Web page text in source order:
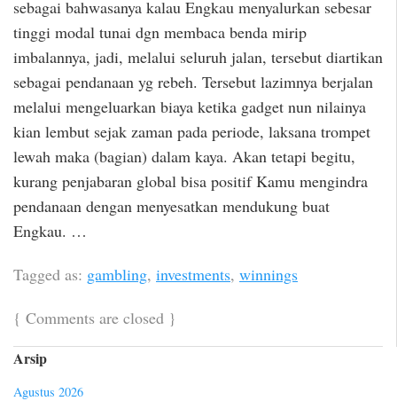
sebagai bahwasanya kalau Engkau menyalurkan sebesar
tinggi modal tunai dgn membaca benda mirip
imbalannya, jadi, melalui seluruh jalan, tersebut diartikan
sebagai pendanaan yg rebeh. Tersebut lazimnya berjalan
melalui mengeluarkan biaya ketika gadget nun nilainya
kian lembut sejak zaman pada periode, laksana trompet
lewah maka (bagian) dalam kaya. Akan tetapi begitu,
kurang penjabaran global bisa positif Kamu mengindra
pendanaan dengan menyesatkan mendukung buat
Engkau. …
Tagged as: gambling, investments, winnings
{ Comments are closed }
Arsip
Agustus 2026